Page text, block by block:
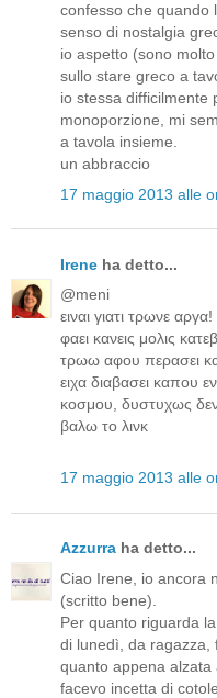
confesso che quando
senso di nostalgia
io aspetto (sono
sullo stare greco a
io stessa difficilmente
monoporzione, mi
a tavola insieme.
un abbraccio
17 maggio 2013 alle
Irene ha detto...
@meni
ειναι γιατι τρωνε
φαει κανεις μολις
τρωω αφου περασει
ειχα διαβασει καπου
κοσμου, δυστυχως
βαλω το λινκ
17 maggio 2013 alle
Azzurra ha detto...
Ciao Irene, io ancora
(scritto bene).
Per quanto riguarda
di lunedì, da ragazza,
quanto appena
facevo incetta di